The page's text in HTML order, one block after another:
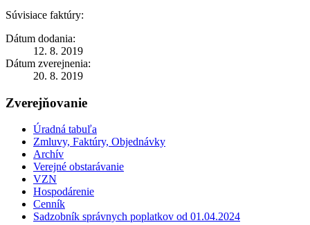
Súvisiace faktúry:
Dátum dodania:
12. 8. 2019
Dátum zverejnenia:
20. 8. 2019
Zverejňovanie
Úradná tabuľa
Zmluvy, Faktúry, Objednávky
Archív
Verejné obstarávanie
VZN
Hospodárenie
Cenník
Sadzobník správnych poplatkov od 01.04.2024